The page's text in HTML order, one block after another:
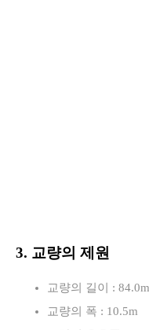
3. 교량의 제원
교량의 길이 : 84.0m
교량의 폭 : 10.5m